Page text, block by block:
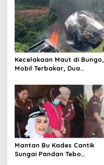
Kecelakaan Maut di Bungo,
Mobil Terbakar, Dua
Tempat
Mantan Bu Kades Cantik
Sungai Pandan Tebo